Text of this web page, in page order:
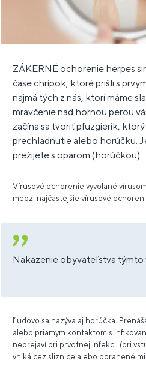
ZÁKERNÉ ochorenie herpes
čase chrípok, ktoré prišli s
najmä tých z nás, ktorí máme
mravčenie nad hornou perou
začína sa tvoriť pľuzgierik,
prechladnutie alebo horúčku.
prežijete s oparom (horúčkou).
Vírusové ochorenie vyvolané
medzi najčastejšie vírusové
Nakazenie obyvateľstva týmto
Ľudovo sa nazýva aj horúčka.
alebo priamym kontaktom s
neprejaví pri prvotnej infekcii (pri
vniká cez sliznice alebo poranené